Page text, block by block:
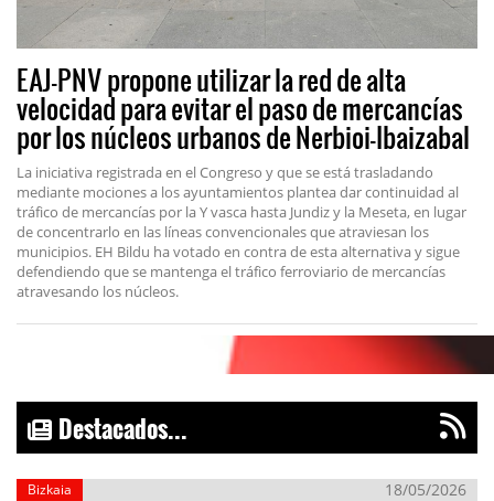
EAJ-PNV propone utilizar la red de alta
velocidad para evitar el paso de mercancías
por los núcleos urbanos de Nerbioi-Ibaizabal
La iniciativa registrada en el Congreso y que se está trasladando
mediante mociones a los ayuntamientos plantea dar continuidad al
tráfico de mercancías por la Y vasca hasta Jundiz y la Meseta, en lugar
de concentrarlo en las líneas convencionales que atraviesan los
municipios. EH Bildu ha votado en contra de esta alternativa y sigue
defendiendo que se mantenga el tráfico ferroviario de mercancías
atravesando los núcleos.
Destacados...
Bizkaia 18/05/2026